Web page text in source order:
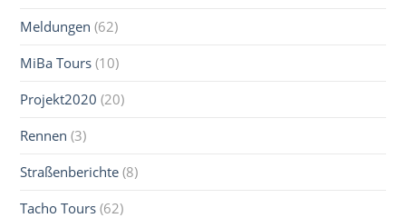
Meldungen (62)
MiBa Tours (10)
Projekt2020 (20)
Rennen (3)
Straßenberichte (8)
Tacho Tours (62)